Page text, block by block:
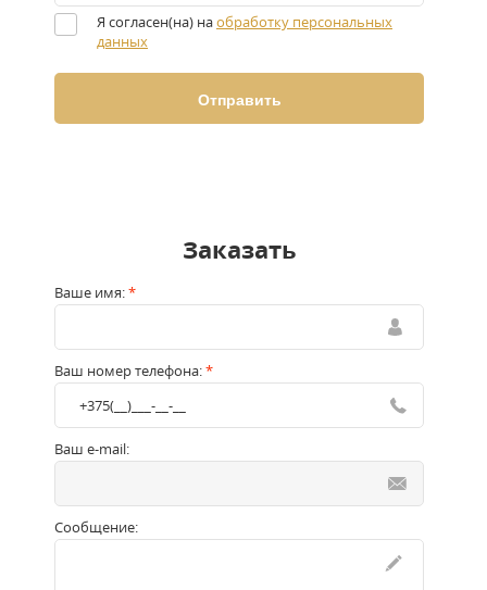
Я согласен(на) наобработку персональных
данных
Заказать
Ваше имя:*
Ваш номер телефона:*
Ваш e-mail:
Сообщение: